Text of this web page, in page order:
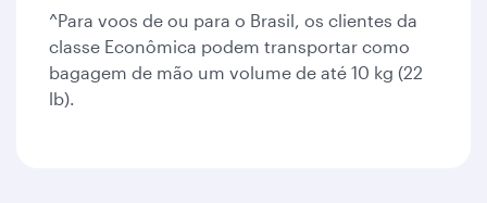
^Para voos de ou para o Brasil, os clientes da
classe Econômica podem transportar como
bagagem de mão um volume de até 10 kg (22
lb).